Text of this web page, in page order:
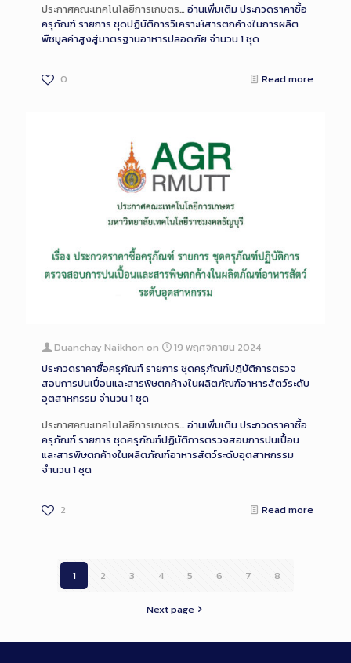
ประกาศคณะเทคโนโลยีการเกษตร… อ่านเพิ่มเติมประกวดราคาซื้อ
ครุภัณฑ์ รายการ ชุดปฏิบัติการวิเคราะห์สารตกค้างในการผลิต
พืชมูลค่าสูงสู่มาตรฐานอาหารปลอดภัย จำนวน 1 ชุด
0 Read more
Duanchay Naikhon on
19 พฤศจิกายน 2024
ประกวดราคาซื้อครุภัณฑ์ รายการ ชุดครุภัณฑ์ปฏิบัติการตรวจ
สอบการปนเปื้อนและสารพิษตกค้างในผลิตภัณฑ์อาหารสัตว์ระดับ
อุตสาหกรรม จำนวน 1 ชุด
ประกาศคณะเทคโนโลยีการเกษตร… อ่านเพิ่มเติมประกวดราคาซื้อ
ครุภัณฑ์ รายการ ชุดครุภัณฑ์ปฏิบัติการตรวจสอบการปนเปื้อน
และสารพิษตกค้างในผลิตภัณฑ์อาหารสัตว์ระดับอุตสาหกรรม
จำนวน 1 ชุด
2 Read more
1 2 3 4 5 6 7 8
Next page